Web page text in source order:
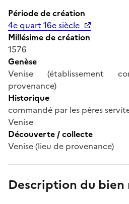
Période de création
4e quart 16e siècle
Millésime de création
1576
Genèse
Venise (établissement
provenance)
Historique
commandé par les pères
Venise
Découverte / collecte
Venise (lieu de provenance)
Description du bien